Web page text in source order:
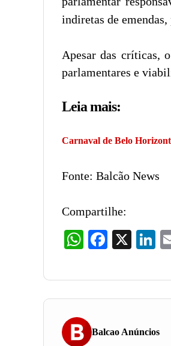
indiretas de
Apesar das críticas,
parlamentares e
Leia mais:
Carnaval de Belo
Fonte: Balcão News
Compartilhe:
WhatsAppFacebook
Balcao Anúncios